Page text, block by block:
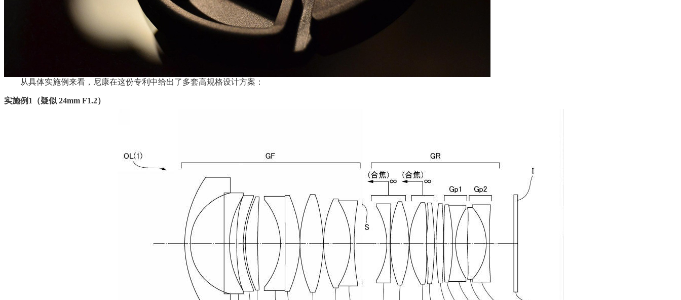
从具体实施例来看，尼康在这份专利中给出了多套高规格设计方案：
实施例1（疑似 24mm F1.2）